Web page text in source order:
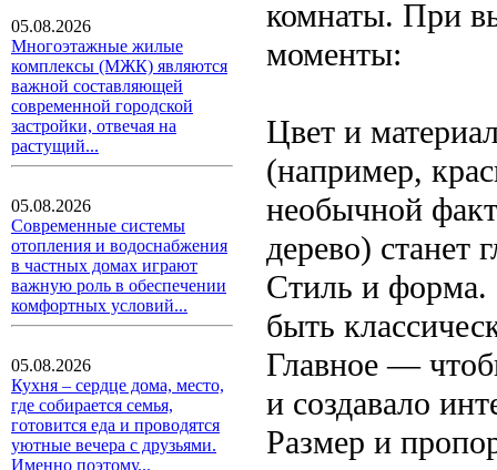
05.08.2026
Многоэтажные жилые
комплексы (МЖК) являются
важной составляющей
современной городской
застройки, отвечая на
растущий...
05.08.2026
Современные системы
отопления и водоснабжения
в частных домах играют
важную роль в обеспечении
комфортных условий...
05.08.2026
Кухня – сердце дома, место,
где собирается семья,
готовится еда и проводятся
уютные вечера с друзьями.
Именно поэтому...
комнаты. При
моменты:
Цвет и
(например,
необычной
дерево) станет
Стиль и форма.
быть
Главное —
и создавало
Размер и